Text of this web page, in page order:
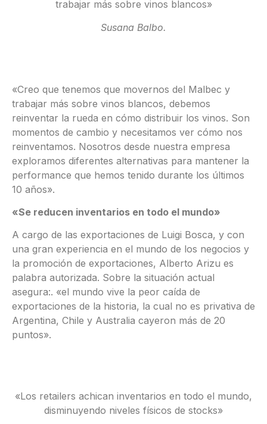
trabajar más sobre vinos blancos»
Susana Balbo.
«Creo que tenemos que movernos del Malbec y
trabajar más sobre vinos blancos, debemos
reinventar la rueda en cómo distribuir los vinos. Son
momentos de cambio y necesitamos ver cómo nos
reinventamos. Nosotros desde nuestra empresa
exploramos diferentes alternativas para mantener la
performance que hemos tenido durante los últimos
10 años».
«Se reducen inventarios en todo el mundo»
A cargo de las exportaciones de Luigi Bosca, y con
una gran experiencia en el mundo de los negocios y
la promoción de exportaciones, Alberto Arizu es
palabra autorizada. Sobre la situación actual
asegura:. «el mundo vive la peor caída de
exportaciones de la historia, la cual no es privativa de
Argentina, Chile y Australia cayeron más de 20
puntos».
«Los retailers achican inventarios en todo el mundo,
disminuyendo niveles físicos de stocks»